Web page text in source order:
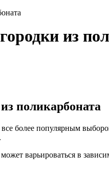
из
поликарбоната
более популярным
варьироваться в